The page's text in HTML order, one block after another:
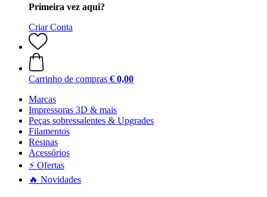
Primeira vez aqui?
Criar Conta
Carrinho de compras € 0,00
Marcas
Impressoras 3D & mais
Peças sobressalentes & Upgrades
Filamentos
Resinas
Acessórios
⚡ Ofertas
🔥 Novidades